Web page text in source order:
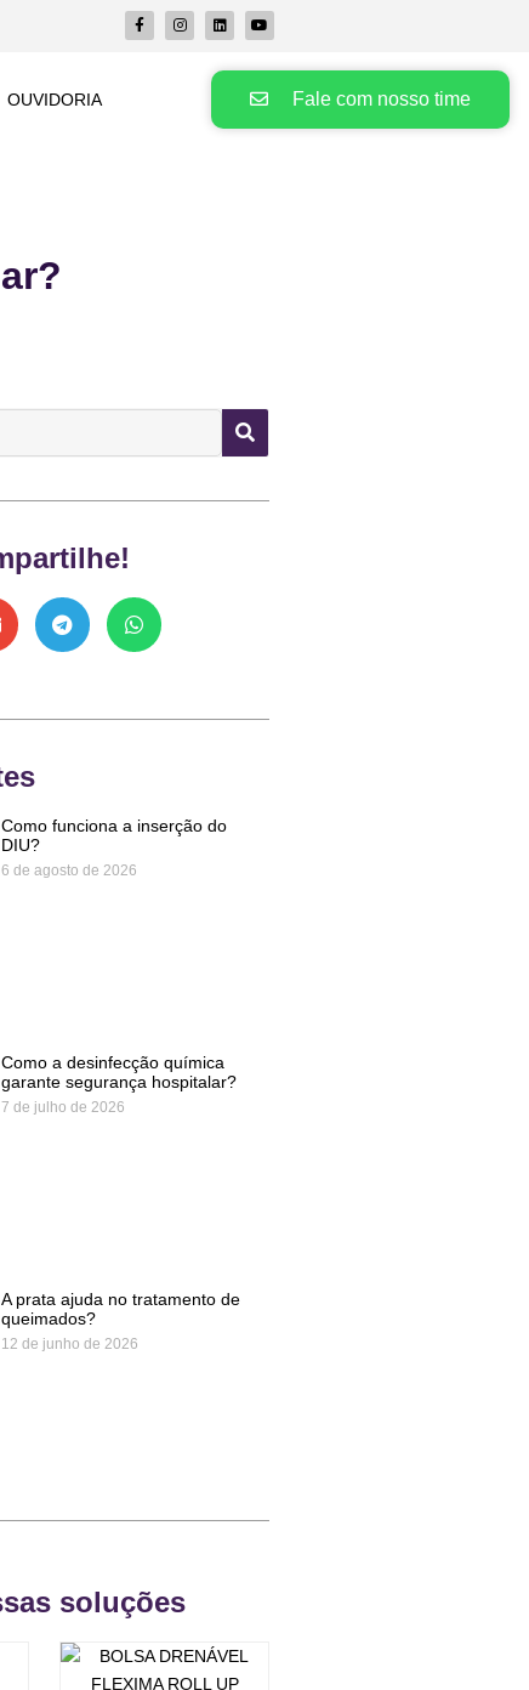
OUVIDORIA Fale com nosso time
Como funciona a inserção do
DIU?
6 de agosto de 2026
Como a desinfecção química
garante segurança hospitalar?
7 de julho de 2026
A prata ajuda no tratamento de
queimados?
12 de junho de 2026
soluções